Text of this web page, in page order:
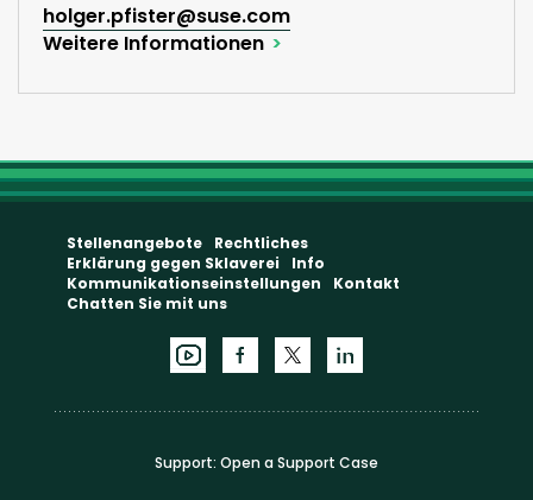
holger.pfister@suse.com
Weitere Informationen
Stellenangebote
Rechtliches
Erklärung gegen Sklaverei
Info
Kommunikationseinstellungen
Kontakt
Chatten Sie mit uns
Support: Open a Support Case